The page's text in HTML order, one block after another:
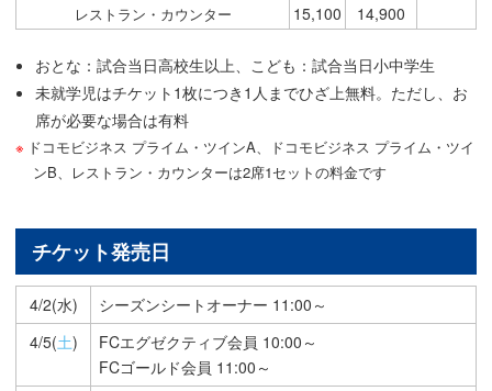
レストラン・カウンター 15,100 14,900
おとな：試合当日高校生以上、こども：試合当日小中学生
未就学児はチケット1枚につき1人までひざ上無料。ただし、お
席が必要な場合は有料
ドコモビジネス プライム・ツインA、ドコモビジネス プライム・ツイ
ンB、レストラン・カウンターは2席1セットの料金です
チケット発売日
4/2(水)
シーズンシートオーナー 11:00～
4/5(土)
FCエグゼクティブ会員 10:00～
FCゴールド会員 11:00～